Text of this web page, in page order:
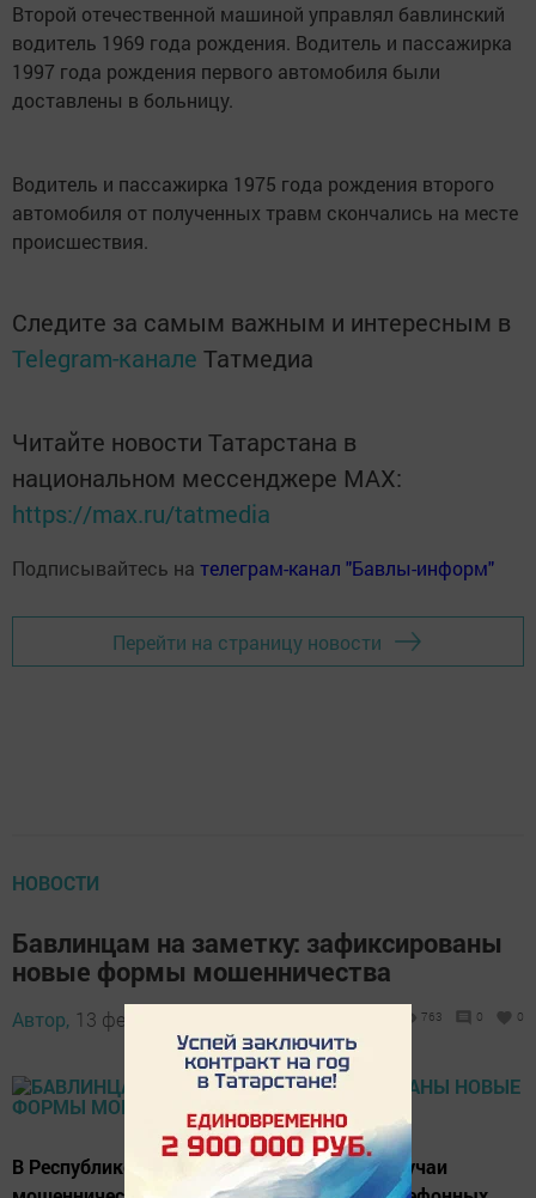
Второй отечественной машиной управлял бавлинский
водитель 1969 года рождения. Водитель и пассажирка
1997 года рождения первого автомобиля были
доставлены в больницу.
Водитель и пассажирка 1975 года рождения второго
автомобиля от полученных травм скончались на месте
происшествия.
Следите за самым важным и интересным в
Telegram-канале Татмедиа
Читайте новости Татарстана в
национальном мессенджере MАХ:
https://max.ru/tatmedia
Подписывайтесь на телеграм-канал "Бавлы-информ"
Перейти на страницу новости
НОВОСТИ
Бавлинцам на заметку: зафиксированы
новые формы мошенничества
Автор, 13 февраля 2017 - 12:34 763 0 0
В Республике Татарстан зафиксированы случаи